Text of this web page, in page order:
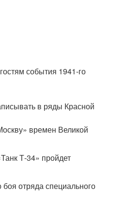
события 1941-го
в ряды Красной
времен Великой
Т-34» пройдет
отряда специального